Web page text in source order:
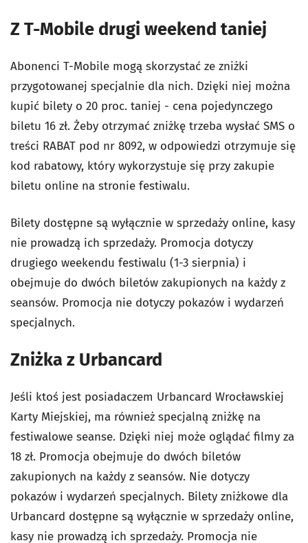
Z T-Mobile drugi weekend taniej
Abonenci T-Mobile mogą skorzystać ze zniżki
przygotowanej specjalnie dla nich. Dzięki niej można
kupić bilety o 20 proc. taniej - cena pojedynczego
biletu 16 zł. Żeby otrzymać zniżkę trzeba wysłać SMS o
treści RABAT pod nr 8092, w odpowiedzi otrzymuje się
kod rabatowy, który wykorzystuje się przy zakupie
biletu online na stronie festiwalu.
Bilety dostępne są wyłącznie w sprzedaży online, kasy
nie prowadzą ich sprzedaży. Promocja dotyczy
drugiego weekendu festiwalu (1-3 sierpnia) i
obejmuje do dwóch biletów zakupionych na każdy z
seansów. Promocja nie dotyczy pokazów i wydarzeń
specjalnych.
Zniżka z Urbancard
Jeśli ktoś jest posiadaczem Urbancard Wrocławskiej
Karty Miejskiej, ma również specjalną zniżkę na
festiwalowe seanse. Dzięki niej może oglądać filmy za
18 zł. Promocja obejmuje do dwóch biletów
zakupionych na każdy z seansów. Nie dotyczy
pokazów i wydarzeń specjalnych. Bilety zniżkowe dla
Urbancard dostępne są wyłącznie w sprzedaży online,
kasy nie prowadzą ich sprzedaży. Promocja nie